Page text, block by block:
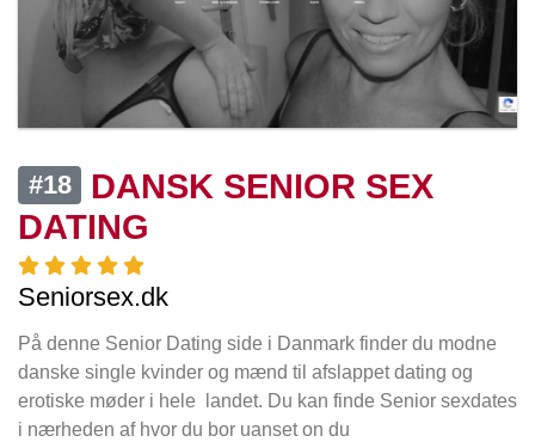
#18
DANSK SENIOR SEX
DATING
Seniorsex.dk
På denne Senior Dating side i Danmark finder du modne
danske single kvinder og mænd til afslappet dating og
erotiske møder i hele landet. Du kan finde Senior sexdates
i nærheden af hvor du bor uanset on du